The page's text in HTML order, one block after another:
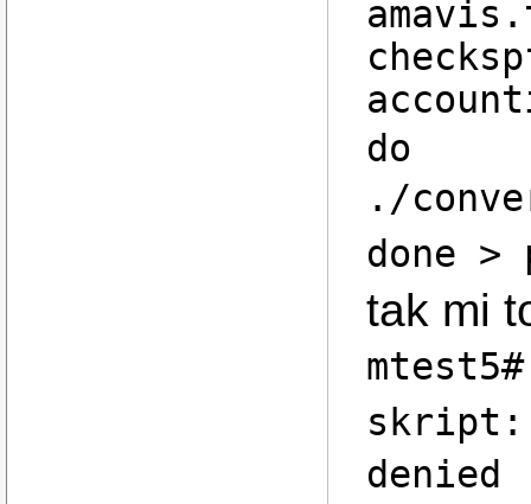
do
./
done
tak mi
skript:
denied